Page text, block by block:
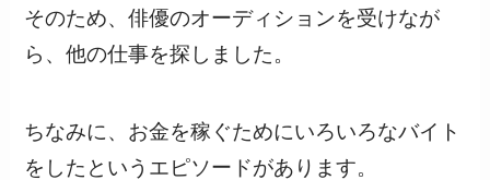
そのため、俳優のオーディションを受けなが
ら、他の仕事を探しました。
ちなみに、お金を稼ぐためにいろいろなバイト
をしたというエピソードがあります。